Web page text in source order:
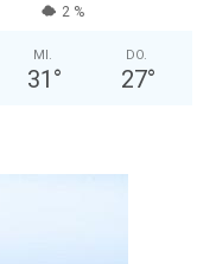
2 %
MI.
31 °
DO.
27°